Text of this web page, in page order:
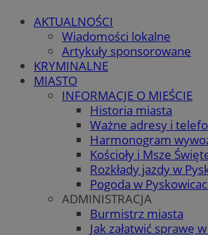
AKTUALNOŚCI
Wiadomości lokalne
Artykuły sponsorowane
KRYMINALNE
MIASTO
INFORMACJE O MIEŚCIE
Historia miasta
Ważne adresy i
Harmonogram
Kościoły i Msze
Rozkłady jazdy w
Pogoda w
ADMINISTRACJA
Burmistrz miasta
Jak załatwić sprawę